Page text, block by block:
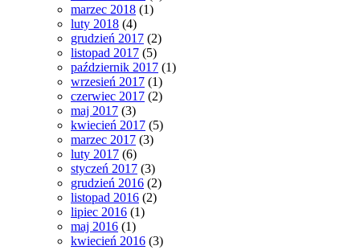
marzec 2018 (1)
luty 2018 (4)
grudzień 2017 (2)
listopad 2017 (5)
październik 2017 (1)
wrzesień 2017 (1)
czerwiec 2017 (2)
maj 2017 (3)
kwiecień 2017 (5)
marzec 2017 (3)
luty 2017 (6)
styczeń 2017 (3)
grudzień 2016 (2)
listopad 2016 (2)
lipiec 2016 (1)
maj 2016 (1)
kwiecień 2016 (3)